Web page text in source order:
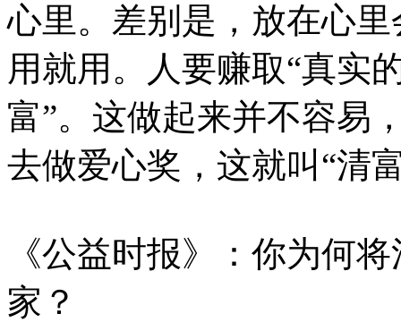
心里。差别是，放在心
用就用。人要赚取“真实
富”。这做起来并不容易
去做爱心奖，这就叫“清
《公益时报》：你为何
家？